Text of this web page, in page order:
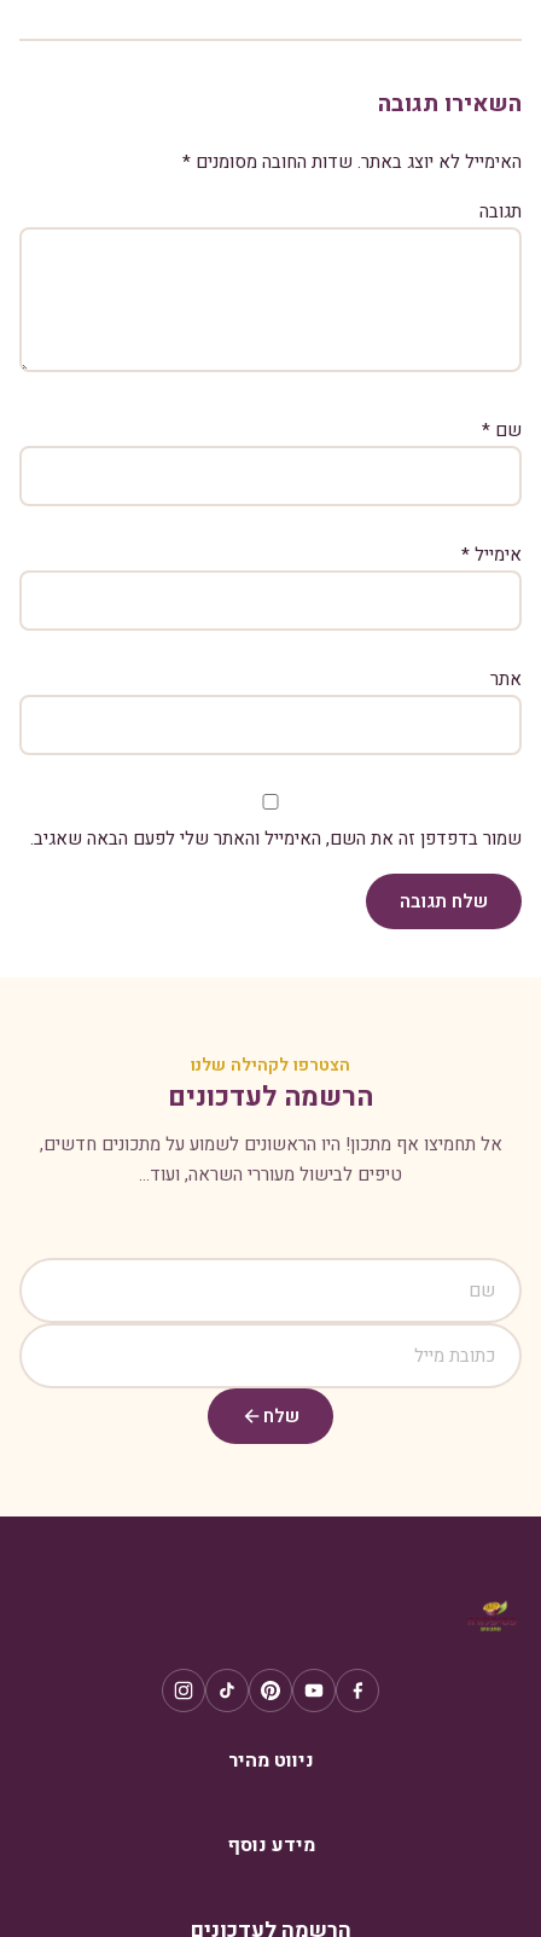
השאירו תגובה
האימייל לא יוצג באתר. שדות החובה מסומנים *
תגובה
שם *
אימייל*
אתר
שמור בדפדפן זה את השם, האימייל והאתר שלי לפעם הבאה שאגיב.
שלח תגובה
הצטרפו לקהילה שלנו
הרשמה לעדכונים
אל תחמיצו אף מתכון! היו הראשונים לשמוע על מתכונים חדשים,
טיפים לבישול מעוררי השראה, ועוד...
שלח
ניווט מהיר
מידע נוסף
הרשמה לעדכונים